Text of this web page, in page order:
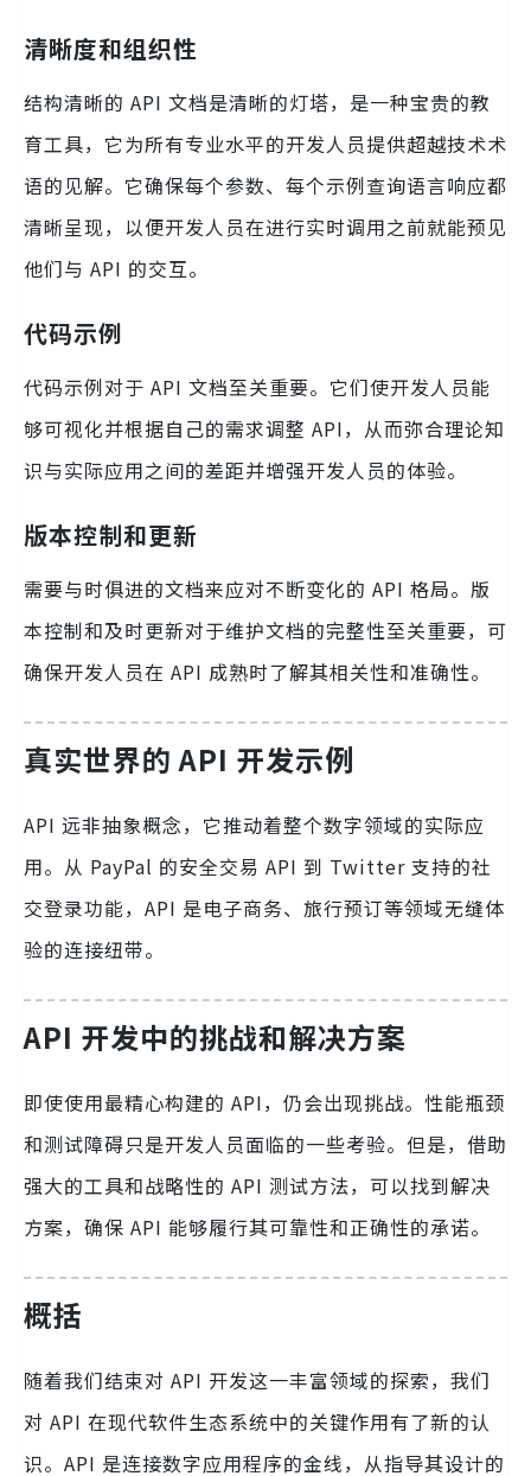
清晰度和组织性
结构清晰的 API 文档是清晰的灯塔，是一种宝贵的教
育工具，它为所有专业水平的开发人员提供超越技术术
语的见解。它确保每个参数、每个示例查询语言响应都
清晰呈现，以便开发人员在进行实时调用之前就能预见
他们与 API 的交互。
代码示例
代码示例对于 API 文档至关重要。它们使开发人员能
够可视化并根据自己的需求调整 API，从而弥合理论知
识与实际应用之间的差距并增强开发人员的体验。
版本控制和更新
需要与时俱进的文档来应对不断变化的 API 格局。版
本控制和及时更新对于维护文档的完整性至关重要，可
确保开发人员在 API 成熟时了解其相关性和准确性。
真实世界的 API 开发示例
API 远非抽象概念，它推动着整个数字领域的实际应
用。从 PayPal 的安全交易 API 到 Twitter 支持的社
交登录功能，API 是电子商务、旅行预订等领域无缝体
验的连接纽带。
API 开发中的挑战和解决方案
即使使用最精心构建的 API，仍会出现挑战。性能瓶颈
和测试障碍只是开发人员面临的一些考验。但是，借助
强大的工具和战略性的 API 测试方法，可以找到解决
方案，确保 API 能够履行其可靠性和正确性的承诺。
概括
随着我们结束对 API 开发这一丰富领域的探索，我们
对 API 在现代软件生态系统中的关键作用有了新的认
识。API 是连接数字应用程序的金线，从指导其设计的